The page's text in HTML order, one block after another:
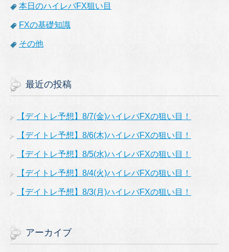
本日のハイレバFX狙い目
FXの基礎知識
その他
最近の投稿
【デイトレ予想】8/7(金)ハイレバFXの狙い目！
【デイトレ予想】8/6(木)ハイレバFXの狙い目！
【デイトレ予想】8/5(水)ハイレバFXの狙い目！
【デイトレ予想】8/4(火)ハイレバFXの狙い目！
【デイトレ予想】8/3(月)ハイレバFXの狙い目！
アーカイブ